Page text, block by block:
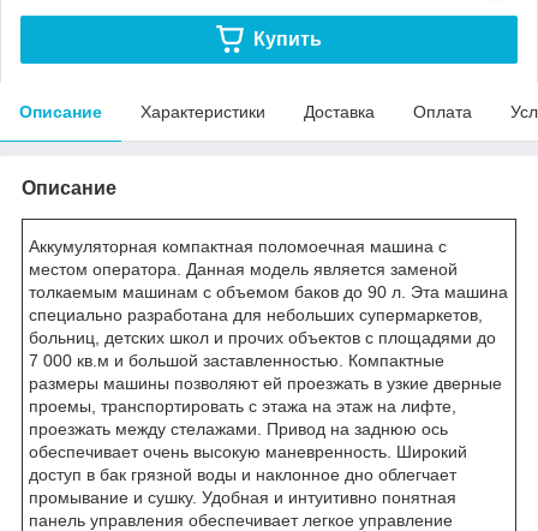
Купить
Описание Характеристики Доставка Оплата
Описание
Аккумуляторная компактная поломоечная машина с
местом оператора. Данная модель является заменой
толкаемым машинам с объемом баков до 90 л. Эта машина
специально разработана для небольших супермаркетов,
больниц, детских школ и прочих объектов с площадями до
7 000 кв.м и большой заставленностью. Компактные
размеры машины позволяют ей проезжать в узкие дверные
проемы, транспортировать с этажа на этаж на лифте,
проезжать между стелажами. Привод на заднюю ось
обеспечивает очень высокую маневренность. Широкий
доступ в бак грязной воды и наклонное дно облегчает
промывание и сушку. Удобная и интуитивно понятная
панель управления обеспечивает легкое управление